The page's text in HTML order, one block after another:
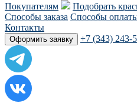
Покупателям
Подобрать
Способы заказа Способы
Контакты
Оформить заявку +7 (343) 243-